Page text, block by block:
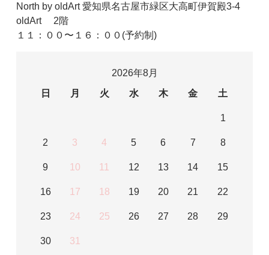
North by oldArt 愛知県名古屋市緑区大高町伊賀殿3-4
oldArt 2階
１１：００〜１６：００(予約制)
2026年8月
日
月 火 水 木 金 土
1
2 3 4 5 6 7 8
9 10 11 12 13 14 15
16 17 18 19 20 21 22
23 24 25 26 27 28 29
30 31